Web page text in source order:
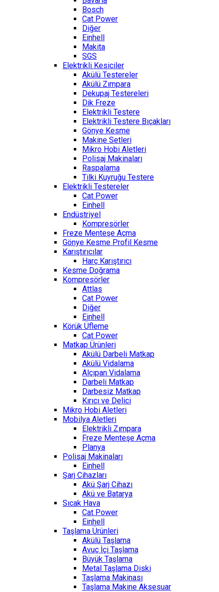
Bosch
Cat Power
Diğer
Einhell
Makita
SGS
Elektrikli Kesiciler
Akülü Testereler
Akülü Zımpara
Dekupaj Testereleri
Dik Freze
Elektrikli Testere
Elektrikli Testere Bıçakları
Gönye Kesme
Makine Setleri
Mikro Hobi Aletleri
Polisaj Makinaları
Raspalama
Tilki Kuyruğu Testere
Elektrikli Testereler
Cat Power
Einhell
Endüstriyel
Kompresörler
Freze Menteşe Açma
Gönye Kesme Profil Kesme
Karıştırıcılar
Harç Karıştırıcı
Kesme Doğrama
Kompresörler
Attlas
Cat Power
Diğer
Einhell
Körük Üfleme
Cat Power
Matkap Ürünleri
Akülü Darbeli Matkap
Akülü Vidalama
Alçıpan Vidalama
Darbeli Matkap
Darbesiz Matkap
Kırıcı ve Delici
Mikro Hobi Aletleri
Mobilya Aletleri
Elektrikli Zımpara
Freze Menteşe Açma
Planya
Polisaj Makinaları
Einhell
Şarj Cihazları
Akü Şarj Cihazı
Akü ve Batarya
Sıcak Hava
Cat Power
Einhell
Taşlama Ürünleri
Akülü Taşlama
Avuç İçi Taşlama
Büyük Taşlama
Metal Taşlama Diski
Taşlama Makinası
Taşlama Makine Aksesuar